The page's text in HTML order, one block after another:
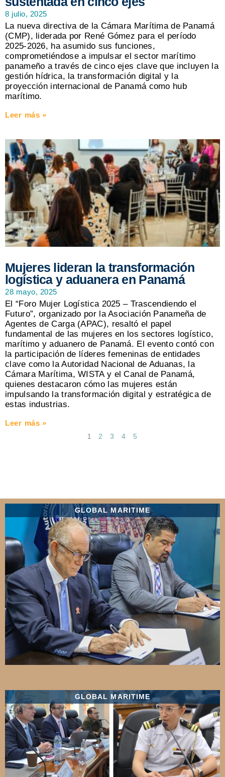
8 julio, 2025
La nueva directiva de la Cámara Marítima de Panamá
(CMP), liderada por René Gómez para el período
2025-2026, ha asumido sus funciones,
comprometiéndose a impulsar el sector marítimo
panameño a través de cinco ejes clave que incluyen la
gestión hídrica, la transformación digital y la
proyección internacional de Panamá como hub
marítimo.
Leer más »
Mujeres lideran la transformación
logística y aduanera en Panamá
28 mayo, 2025
El “Foro Mujer Logística 2025 – Trascendiendo el
Futuro”, organizado por la Asociación Panameña de
Agentes de Carga (APAC), resaltó el papel
fundamental de las mujeres en los sectores logístico,
marítimo y aduanero de Panamá. El evento contó con
la participación de líderes femeninas de entidades
clave como la Autoridad Nacional de Aduanas, la
Cámara Marítima, WISTA y el Canal de Panamá,
quienes destacaron cómo las mujeres están
impulsando la transformación digital y estratégica de
estas industrias.
Leer más »
1 2 3 4 5
GLOBAL MARITIME
GLOBAL MARITIME